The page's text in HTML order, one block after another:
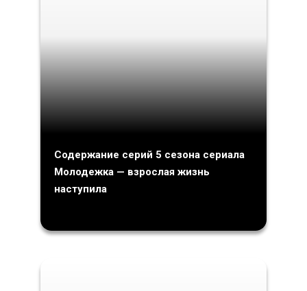
Содержание серий 5 сезона сериала
Молодежка — взрослая жизнь
наступила